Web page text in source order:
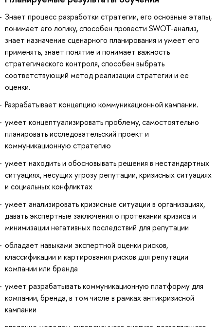
Знает процесс разработки стратегии, его основные этапы,
понимает его логику, способен провести SWOT-анализ,
знает назначение сценарного планирования и умеет его
применять, знает понятие и понимает важность
стратегического контроля, способен выбрать
соответствующий метод реализации стратегии и ее
оценки.
Разрабатывает концепцию коммуникационной кампании.
умеет концептуализировать проблему, самостоятельно
планировать исследовательский проект и
коммуникационную стратегию
умеет находить и обосновывать решения в нестандартных
ситуациях, несущих угрозу репутации, кризисных ситуациях
и социальных конфликтах
умеет анализировать кризисные ситуации в организациях,
давать экспертные заключения о протекании кризиса и
минимизации негативных последствий для репутации
обладает навыками экспертной оценки рисков,
классификации и картирования рисков для репутации
компании или бренда
умеет разрабатывать коммуникационную платформу для
компании, бренда, в том числе в рамках антикризисной
кампании